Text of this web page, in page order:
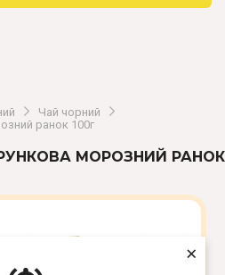
×
Чай чорний
ранок 100г
МОРОЗНИЙ РАНОК